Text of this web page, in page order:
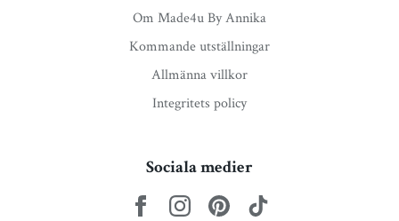
Om Made4u By Annika
Kommande utställningar
Allmänna villkor
Integritets policy
Sociala medier